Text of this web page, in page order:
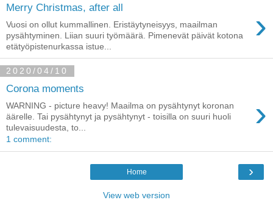
Merry Christmas, after all ›
Vuosi on ollut kummallinen. Eristäytyneisyys, maailman
pysähtyminen. Liian suuri työmäärä. Pimenevät päivät kotona
etätyöpistenurkassa istue...
2020/04/10
Corona moments
›
WARNING - picture heavy! Maailma on pysähtynyt koronan
äärelle. Tai pysähtynyt ja pysähtynyt - toisilla on suuri huoli
tulevaisuudesta, to...
1 comment:
›
Home
View web version